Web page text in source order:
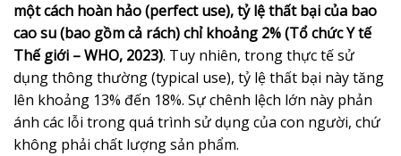
một cách hoàn hảo (perfect use), tỷ lệ thất bại của bao
cao su (bao gồm cả rách) chỉ khoảng 2% (Tổ chức Y tế
Thế giới – WHO, 2023). Tuy nhiên, trong thực tế sử
dụng thông thường (typical use), tỷ lệ thất bại này tăng
lên khoảng 13% đến 18%. Sự chênh lệch lớn này phản
ánh các lỗi trong quá trình sử dụng của con người, chứ
không phải chất lượng sản phẩm.